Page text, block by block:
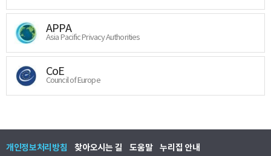
APPA
Asia Pacific Privacy Authorities
CoE
Council of Europe
개인정보처리방침 찾아오시는 길 도움말 누리집 안내